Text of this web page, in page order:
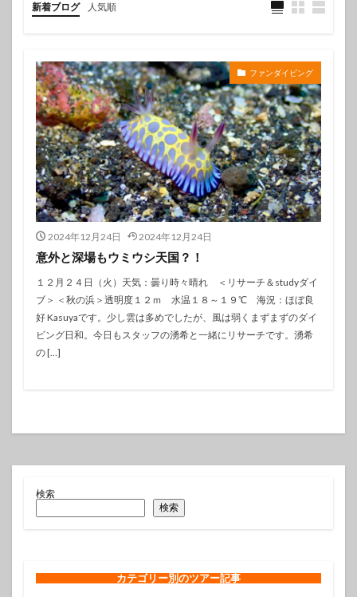
新着ブログ 人気順
ファンダイビング
2024年12月24日 2024年12月24日
意外と深場もウミウシ天国？！
１２月２４日（火）天気：曇り時々晴れ ＜リサーチ＆studyダイ
ブ＞ ＜秋の浜＞透明度１２ｍ 水温１８～１９℃ 海況：ほぼ良
好 Kasuyaです。少し雲は多めでしたが、風は弱くまずまずのダイ
ビング日和。今日もスタッフの湧希と一緒にリサーチです。湧希
の […]
検索
検索
カテゴリー別のツアー記事